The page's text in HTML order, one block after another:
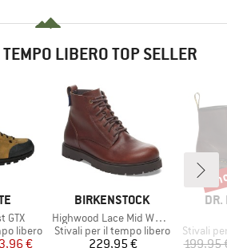
LIBERO TOP SELLER
GTX
libero
ridotto
€
MARCHIO
BIRKENSTOCK
Articolo
Highwood Lace Mid Waterproof LENA
Gruppo di prodotti
Stivali per il tempo libero
Prezzo
229,95 €
DR.
Gruppo
Stivali
199,95